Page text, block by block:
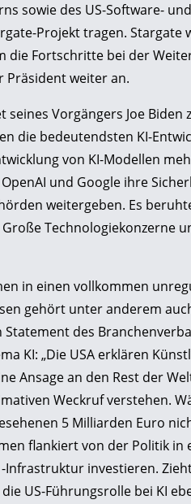
sowie des US-Software-
Projekt tragen.
die Fortschritte bei der
Präsident weiter an.
Vorgängers Joe
die bedeutendsten KI-
von KI-Modellen
und Google ihre
weitergeben. Es
Technologiekonzerne
in einen vollkommen
gehört unter anderem
Statement des
KI: „Die USA erklären
Ansage an den Rest der
Weckruf verstehen.
5 Milliarden Euro
flankiert von der Politik
Infrastruktur investieren.
US-Führungsrolle bei KI